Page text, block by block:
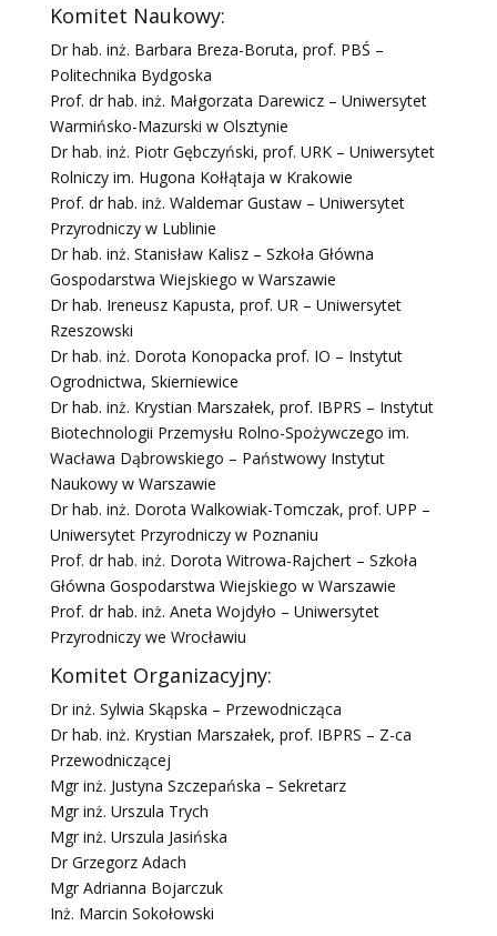
Komitet Naukowy:
Dr hab. inż. Barbara Breza-Boruta, prof. PBŚ –
Politechnika Bydgoska
Prof. dr hab. inż. Małgorzata Darewicz – Uniwersytet
Warmińsko-Mazurski w Olsztynie
Dr hab. inż. Piotr Gębczyński, prof. URK – Uniwersytet
Rolniczy im. Hugona Kołłątaja w Krakowie
Prof. dr hab. inż. Waldemar Gustaw – Uniwersytet
Przyrodniczy w Lublinie
Dr hab. inż. Stanisław Kalisz – Szkoła Główna
Gospodarstwa Wiejskiego w Warszawie
Dr hab. Ireneusz Kapusta, prof. UR – Uniwersytet
Rzeszowski
Dr hab. inż. Dorota Konopacka prof. IO – Instytut
Ogrodnictwa, Skierniewice
Dr hab. inż. Krystian Marszałek, prof. IBPRS – Instytut
Biotechnologii Przemysłu Rolno-Spożywczego im.
Wacława Dąbrowskiego – Państwowy Instytut
Naukowy w Warszawie
Dr hab. inż. Dorota Walkowiak-Tomczak, prof. UPP –
Uniwersytet Przyrodniczy w Poznaniu
Prof. dr hab. inż. Dorota Witrowa-Rajchert – Szkoła
Główna Gospodarstwa Wiejskiego w Warszawie
Prof. dr hab. inż. Aneta Wojdyło – Uniwersytet
Przyrodniczy we Wrocławiu
Komitet Organizacyjny:
Dr inż. Sylwia Skąpska – Przewodnicząca
Dr hab. inż. Krystian Marszałek, prof. IBPRS – Z-ca
Przewodniczącej
Mgr inż. Justyna Szczepańska – Sekretarz
Mgr inż. Urszula Trych
Mgr inż. Urszula Jasińska
Dr Grzegorz Adach
Mgr Adrianna Bojarczuk
Inż. Marcin Sokołowski